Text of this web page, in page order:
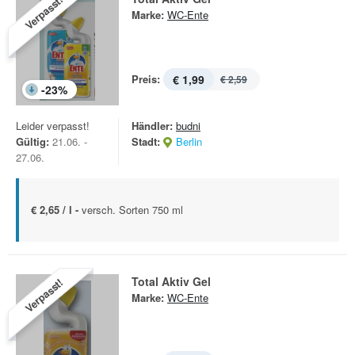
Verpasst!
-23%
Marke: WC-Ente
Preis: € 1,99 € 2,59
Leider verpasst!
Gültig: 21.06. -
27.06.
Händler: budni
Stadt:
Berlin
€ 2,65 / l - versch. Sorten 750 ml
Verpasst! Total Aktiv Gel
Marke: WC-Ente